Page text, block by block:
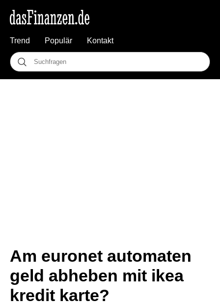
Trend Populär Kontakt
Am euronet automaten
geld abheben mit ikea
kredit karte?